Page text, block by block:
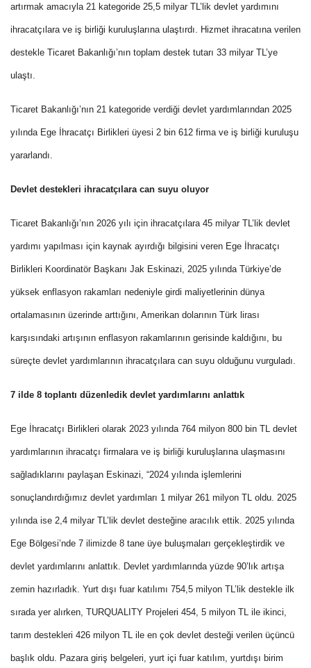
artırmak amacıyla 21 kategoride 25,5 milyar TL’lik devlet yardımını
ihracatçılara ve iş birliği kuruluşlarına ulaştırdı. Hizmet ihracatına verilen
destekle Ticaret Bakanlığı’nın toplam destek tutarı 33 milyar TL’ye
ulaştı.
Ticaret Bakanlığı’nın 21 kategoride verdiği devlet yardımlarından 2025
yılında Ege İhracatçı Birlikleri üyesi 2 bin 612 firma ve iş birliği kuruluşu
yararlandı.
Devlet destekleri ihracatçılara can suyu oluyor
Ticaret Bakanlığı’nın 2026 yılı için ihracatçılara 45 milyar TL’lik devlet
yardımı yapılması için kaynak ayırdığı bilgisini veren Ege İhracatçı
Birlikleri Koordinatör Başkanı Jak Eskinazi, 2025 yılında Türkiye’de
yüksek enflasyon rakamları nedeniyle girdi maliyetlerinin dünya
ortalamasının üzerinde arttığını, Amerikan dolarının Türk lirası
karşısındaki artışının enflasyon rakamlarının gerisinde kaldığını, bu
süreçte devlet yardımlarının ihracatçılara can suyu olduğunu vurguladı.
7 ilde 8 toplantı düzenledik devlet yardımlarını anlattık
Ege İhracatçı Birlikleri olarak 2023 yılında 764 milyon 800 bin TL devlet
yardımlarının ihracatçı firmalara ve iş birliği kuruluşlarına ulaşmasını
sağladıklarını paylaşan Eskinazi, “2024 yılında işlemlerini
sonuçlandırdığımız devlet yardımları 1 milyar 261 milyon TL oldu. 2025
yılında ise 2,4 milyar TL’lik devlet desteğine aracılık ettik. 2025 yılında
Ege Bölgesi’nde 7 ilimizde 8 tane üye buluşmaları gerçekleştirdik ve
devlet yardımlarını anlattık. Devlet yardımlarında yüzde 90’lık artışa
zemin hazırladık. Yurt dışı fuar katılımı 754,5 milyon TL’lik destekle ilk
sırada yer alırken, TURQUALITY Projeleri 454, 5 milyon TL ile ikinci,
tarım destekleri 426 milyon TL ile en çok devlet desteği verilen üçüncü
başlık oldu. Pazara giriş belgeleri, yurt içi fuar katılım, yurtdışı birim